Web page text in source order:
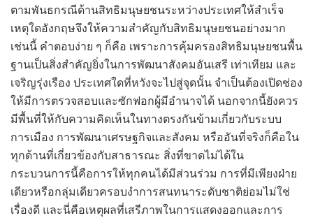
ตามพันธกรณีด้านสิทธิมนุษยชนระหว่างประเทศให้สำเร็จ
เหตุใดอังกฤษจึงให้ความสำคัญกับสิทธิมนุษยชนอย่างมาก
เช่นนี้ คำตอบง่าย ๆ ก็คือ เพราะการคุ้มครองสิทธิมนุษยชนพื้น
ฐานเป็นสิ่งสำคัญยิ่งในการพัฒนาสังคมอันเสรี เท่าเทียม และ
เจริญรุ่งเรือง ประเทศใดที่หวังจะไปสู่จุดนั้น จำเป็นต้องเปิดช่อง
ให้มีการตรวจสอบและซักฟอกผู้มีอำนาจได้ นอกจากนี้ยังควร
มีพื้นที่ให้กับความคิดเห็นในทางตรงกันข้ามเกี่ยวกับระบบ
การเมือง การพัฒนาเศรษฐกิจและสังคม หรืออันที่จริงก็คือใน
ทุกด้านที่เกี่ยวข้องกับสาธารณะ สิ่งที่ขาดไม่ได้ใน
กระบวนการนี้คือการให้ทุกคนได้มีส่วนร่วม การที่มีเพียงฝ่าย
เดียวหรือกลุ่มเดียวครอบงำการสนทนาระดับชาติย่อมไม่ใช่
เรื่องดี และนี่คือเหตุผลที่เสรีภาพในการแสดงออกและการ